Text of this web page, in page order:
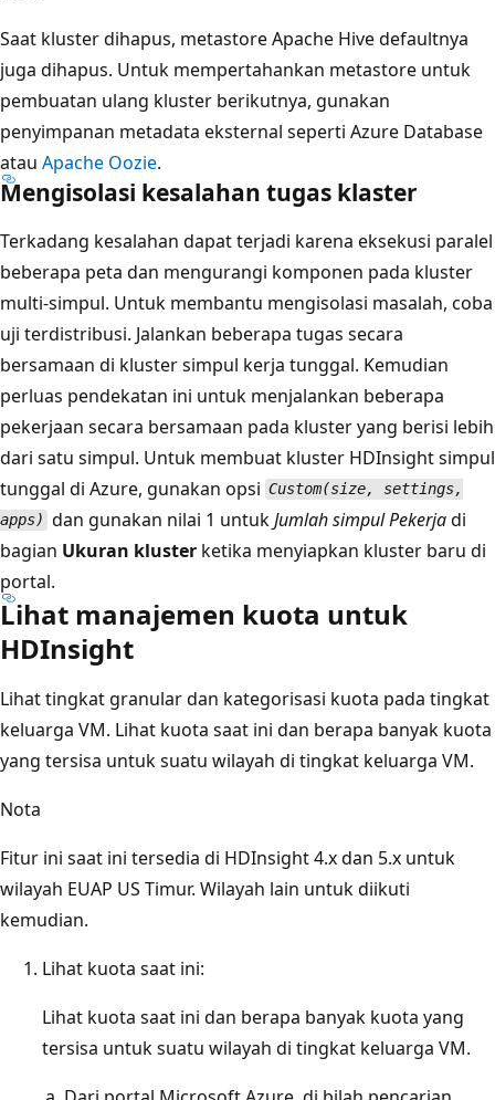
Saat kluster dihapus, metastore Apache Hive defaultnya
juga dihapus. Untuk mempertahankan metastore untuk
pembuatan ulang kluster berikutnya, gunakan
penyimpanan metadata eksternal seperti Azure Database
atau Apache Oozie.
Mengisolasi kesalahan tugas klaster
Terkadang kesalahan dapat terjadi karena eksekusi paralel
beberapa peta dan mengurangi komponen pada kluster
multi-simpul. Untuk membantu mengisolasi masalah, coba
uji terdistribusi. Jalankan beberapa tugas secara
bersamaan di kluster simpul kerja tunggal. Kemudian
perluas pendekatan ini untuk menjalankan beberapa
pekerjaan secara bersamaan pada kluster yang berisi lebih
dari satu simpul. Untuk membuat kluster HDInsight simpul
tunggal di Azure, gunakan opsi Custom(size, settings,
apps) dan gunakan nilai 1 untukJumlah simpul Pekerjadi
bagian Ukuran kluster ketika menyiapkan kluster baru di
portal.
Lihat manajemen kuota untuk
HDInsight
Lihat tingkat granular dan kategorisasi kuota pada tingkat
keluarga VM. Lihat kuota saat ini dan berapa banyak kuota
yang tersisa untuk suatu wilayah di tingkat keluarga VM.
Nota
Fitur ini saat ini tersedia di HDInsight 4.x dan 5.x untuk
wilayah EUAP US Timur. Wilayah lain untuk diikuti
kemudian.
Lihat kuota saat ini:
Lihat kuota saat ini dan berapa banyak kuota yang
tersisa untuk suatu wilayah di tingkat keluarga VM.